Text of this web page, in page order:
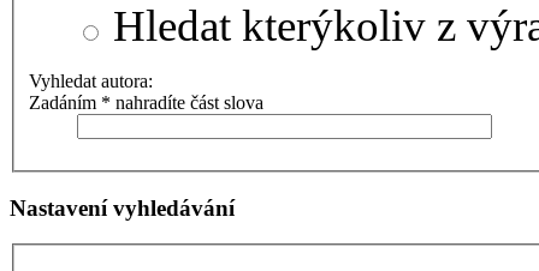
Hledat kterýkoliv z
Vyhledat autora:
Zadáním * nahradíte část slova
Nastavení vyhledávání